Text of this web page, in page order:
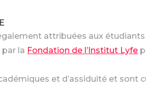
attribuées aux
la Fondation de l’Institut Lyfe
et d’assiduité et sont